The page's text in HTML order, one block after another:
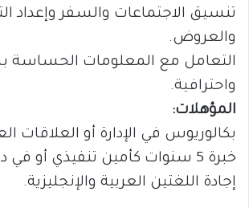
تنسيق الاجتماعات والسفر وإعداد
والعروض.
التعامل مع المعلومات الحساسة
واحترافية.
المؤهلات:
بكالوريوس في الإدارة أو العلاقات
خبرة 5 سنوات كأمين تنفيذي أو في دور مشابه.
إجادة اللغتين العربية والإنجليزية.